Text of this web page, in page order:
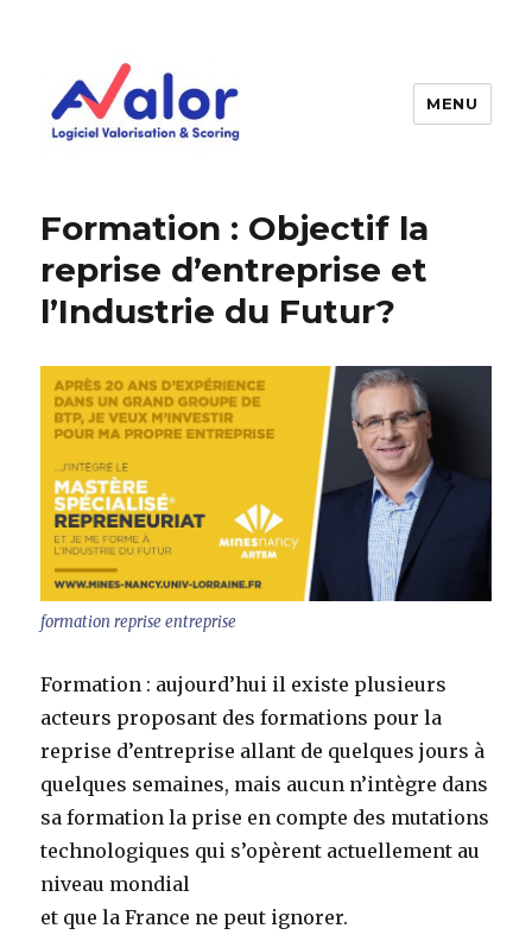
et fonds de commerce
MENU
Formation : Objectif la
reprise d’entreprise et
l’Industrie du Futur?
formation reprise entreprise
Formation : aujourd’hui il existe plusieurs
acteurs proposant des formations pour la
reprise d’entreprise allant de quelques jours à
quelques semaines, mais aucun n’intègre dans
sa formation la prise en compte des mutations
technologiques qui s’opèrent actuellement au
niveau mondial
et que la France ne peut ignorer.